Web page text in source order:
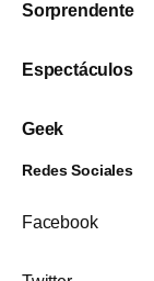
Sorprendente
Espectáculos
Geek
Redes Sociales
Facebook